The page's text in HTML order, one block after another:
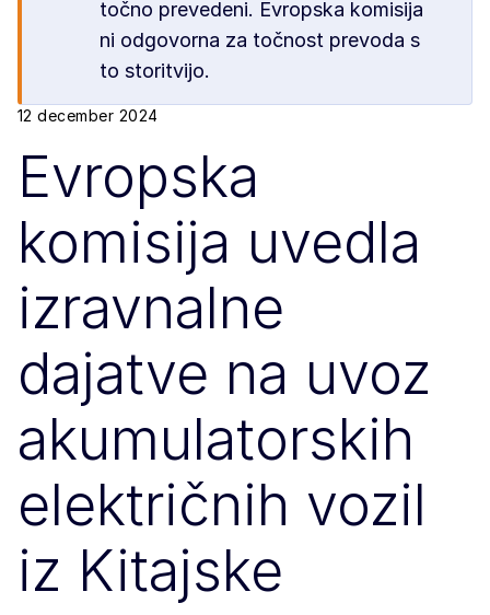
točno prevedeni. Evropska komisija
ni odgovorna za točnost prevoda s
to storitvijo.
12 december 2024
Evropska
komisija uvedla
izravnalne
dajatve na uvoz
akumulatorskih
električnih vozil
iz Kitajske